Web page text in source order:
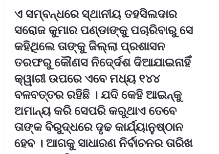
ଏ ସମ୍ବନ୍ଧରେ ସ୍ଥାନୀୟ ତହସିଲଦାର
ସରୋଜ କୁମାର ପଣ୍ଡାଙ୍କୁ ପଚାରିବାରୁ ସେ
କହିଥିଲେ ତାଙ୍କୁ ଜିିଲ୍ଲା ପ୍ରଶାସନ
ତରଫରୁ କୌଣସ ନିଦେ୍ର୍ଦଶ ଦିଆଯାଇନାହିଁ
କ୍ୱାରୀ ଉପରେ ଏବେ ମଧ୍ୟ ୧୪୪
ବଳବତ୍ତର ରହିଛି । ଯଦି କେହି ଆଇନ୍କୁ
ଅମାନ୍ୟ କରି ସେପରି କରୁଥାଏ ତେବେ
ତାଙ୍କ ବିରୁଦ୍ଧରେ ଦୃଢ କାର୍ଯ୍ୟାନୁଷ୍ଠାନ
ହେବ । ଆଗକୁ ସାଧାରଣ ନିର୍ବାଚନର ତାରିଖ